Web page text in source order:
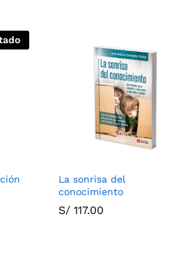
La sonrisa del
conocimiento
S/ 117.00